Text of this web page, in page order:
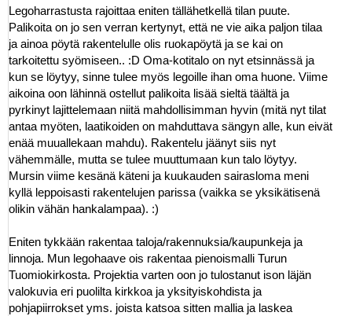
Legoharrastusta rajoittaa eniten tällähetkellä tilan puute.
Palikoita on jo sen verran kertynyt, että ne vie aika paljon tilaa
ja ainoa pöytä rakentelulle olis ruokapöytä ja se kai on
tarkoitettu syömiseen.. :D Oma-kotitalo on nyt etsinnässä ja
kun se löytyy, sinne tulee myös legoille ihan oma huone. Viime
aikoina oon lähinnä ostellut palikoita lisää sieltä täältä ja
pyrkinyt lajittelemaan niitä mahdollisimman hyvin (mitä nyt tilat
antaa myöten, laatikoiden on mahduttava sängyn alle, kun eivät
enää muuallekaan mahdu). Rakentelu jäänyt siis nyt
vähemmälle, mutta se tulee muuttumaan kun talo löytyy.
Mursin viime kesänä käteni ja kuukauden sairasloma meni
kyllä leppoisasti rakentelujen parissa (vaikka se yksikätisenä
olikin vähän hankalampaa). :)
Eniten tykkään rakentaa taloja/rakennuksia/kaupunkeja ja
linnoja. Mun legohaave ois rakentaa pienoismalli Turun
Tuomiokirkosta. Projektia varten oon jo tulostanut ison läjän
valokuvia eri puolilta kirkkoa ja yksityiskohdista ja
pohjapiirrokset yms. joista katsoa sitten mallia ja laskea